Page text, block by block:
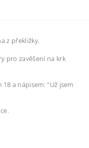
z překližky.
pro zavěšení na krk
a nápisem: "Už jsem